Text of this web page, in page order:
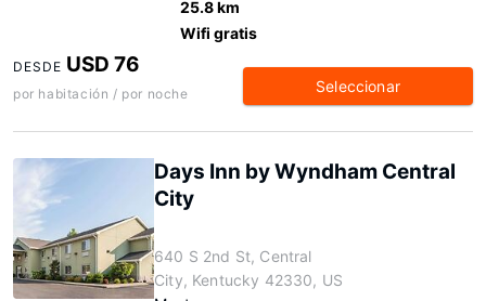
25.8 km
Wifi gratis
DESDE USD 76
por habitación / por noche Seleccionar
Days Inn by Wyndham Central
City
640 S 2nd St, Central
City, Kentucky 42330, US